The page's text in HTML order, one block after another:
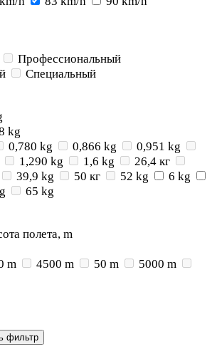
Профессиональный
Специальный
kg
0,780 kg 0,866 kg
0,951 kg
1,290 kg 1,6 kg
26,4 кг
39,9 kg 50 кг 52 kg
6 kg
65 kg
полета, m
m 4500 m 50 m
5000 m
фильтр